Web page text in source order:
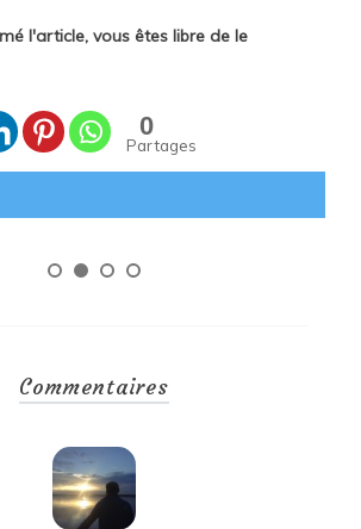
l'article, vous êtes libre de le
0
Partages
Commentaires